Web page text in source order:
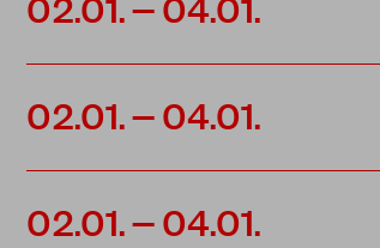
02.01. – 04.01.
02.01. – 04.01.
02.01. – 04.01.